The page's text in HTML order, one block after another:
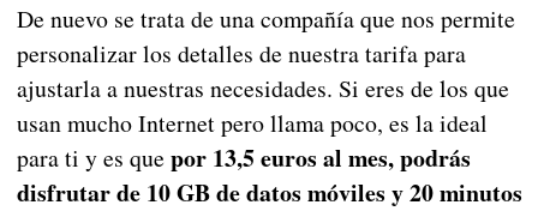
De nuevo se trata de una compañía que nos permite
personalizar los detalles de nuestra tarifa para
ajustarla a nuestras necesidades. Si eres de los que
usan mucho Internet pero llama poco, es la ideal
para ti y es que por 13,5 euros al mes, podrás
disfrutar de 10 GB de datos móviles y 20 minutos